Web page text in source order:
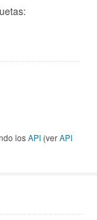
losAPI (verAPI